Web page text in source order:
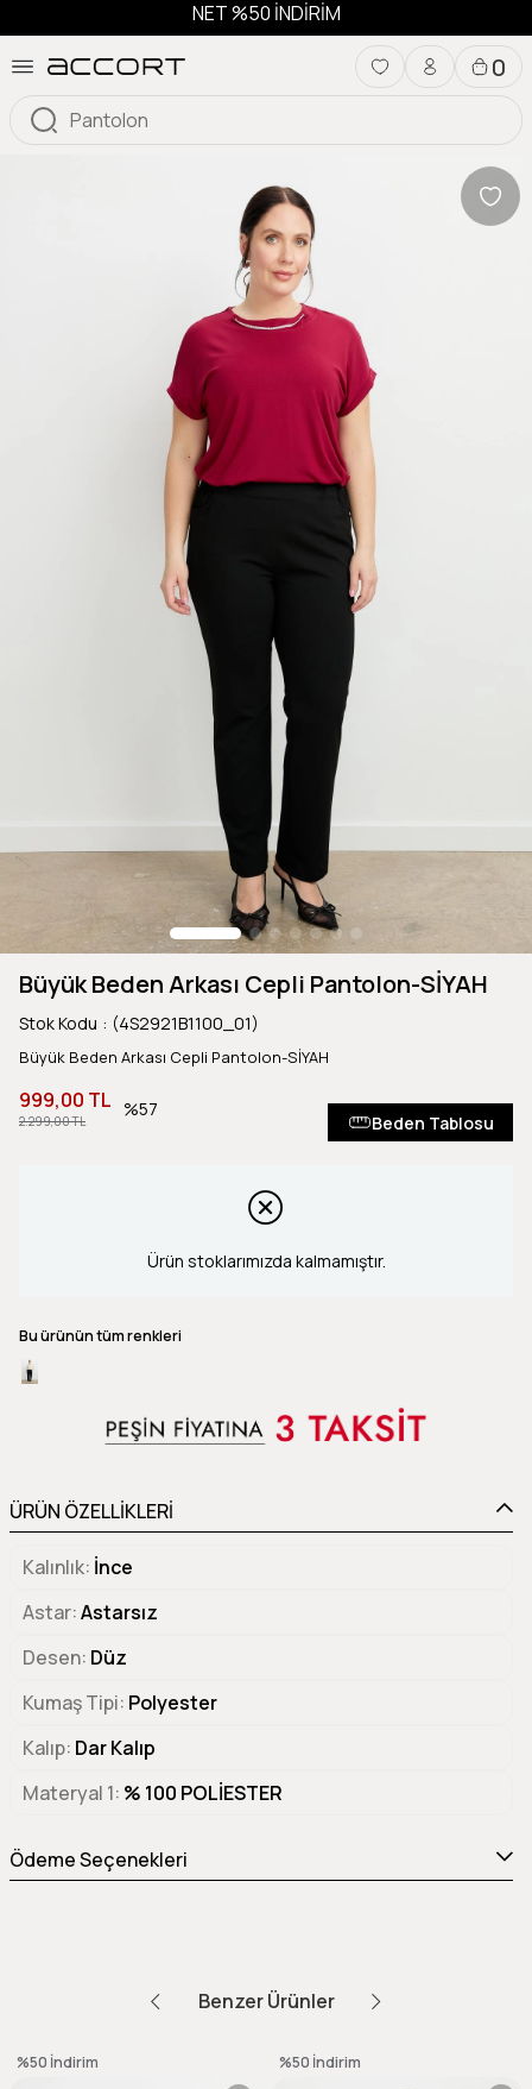
NET %50 İNDİRİM
0
Büyük Beden Arkası Cepli Pantolon-SİYAH
Stok Kodu (4S2921B1100_01)
Büyük Beden Arkası Cepli Pantolon-SİYAH
2.299,00 TL
999,00 TL 57
Beden Tablosu
Ürün stoklarımızda kalmamıştır.
Bu ürünün tüm renkleri
ÜRÜN ÖZELLİKLERİ
Kalınlık İnce
Astar Astarsız
Desen Düz
Kumaş Tipi Polyester
Kalıp Dar Kalıp
Materyal 1 % 100 POLİESTER
Ödeme Seçenekleri
Benzer Ürünler
%50 İndirim %50 İndirim